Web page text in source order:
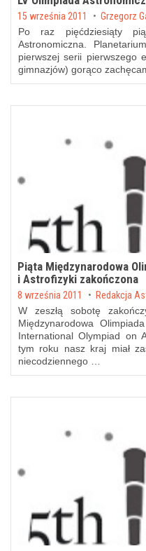
Posted on
15 września 2011 byGrzegorz
Po raz pięćdziesiąty
Astronomiczna.
pierwszej serii pierwszego
gimnazjów) gorąco
Piąta Międzynarodowa
i Astrofizyki zakończona
Posted on
8 września 2011 by Redakcja
W zeszłą sobotę
Międzynarodowa
International Olympiad on
tym roku nasz kraj miał
niecodziennego …